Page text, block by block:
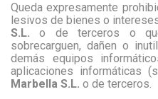
Queda expresamente
lesivos de bienes o
S.L.o de terceros o
sobrecarguen, dañen o
demás equipos
aplicaciones informáticas
Marbella S.L. o de terceros.